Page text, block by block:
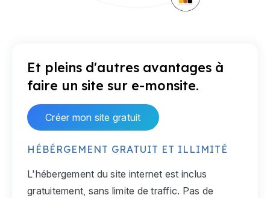
Et pleins d'autres avantages à
faire un site sur e-monsite.
Créer mon site gratuit
HÉBÉRGEMENT GRATUIT ET ILLIMITÉ
L'hébergement du site internet est inclus
gratuitement, sans limite de traffic. Pas de